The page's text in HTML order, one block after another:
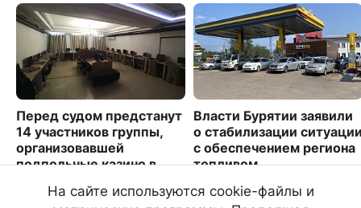
Перед судом предстанут
14 участников группы,
организовавшей
подпольные казино в
Власти Бурятии заявили
о стабилизации
с обеспечением региона
топливом
1808
На сайте используются cookie-файлы и